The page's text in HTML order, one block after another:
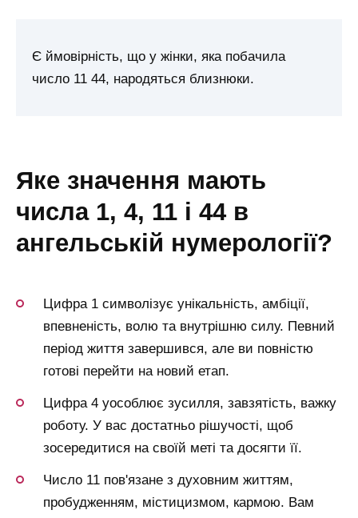
Є ймовірність, що у жінки, яка побачила
число 11 44, народяться близнюки.
яке значення мають
числа 1, 4, 11 і 44 в
ангельській нумерології?
Цифра 1 символізує унікальність, амбіції,
впевненість, волю та внутрішню силу. Певний
період життя завершився, але ви повністю
готові перейти на новий етап.
Цифра 4 уособлює зусилля, завзятість, важку
роботу. У вас достатньо рішучості, щоб
зосередитися на своїй меті та досягти її.
Число 11 пов'язане з духовним життям,
пробудженням, містицизмом, кармою. Вам